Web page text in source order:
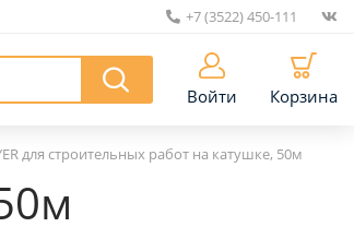
+7 (3522) 450-111
Войти Корзина
для строительных работ на катушке, 50м